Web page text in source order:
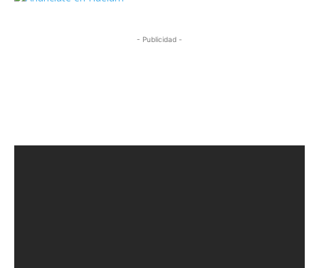
- Publicidad -